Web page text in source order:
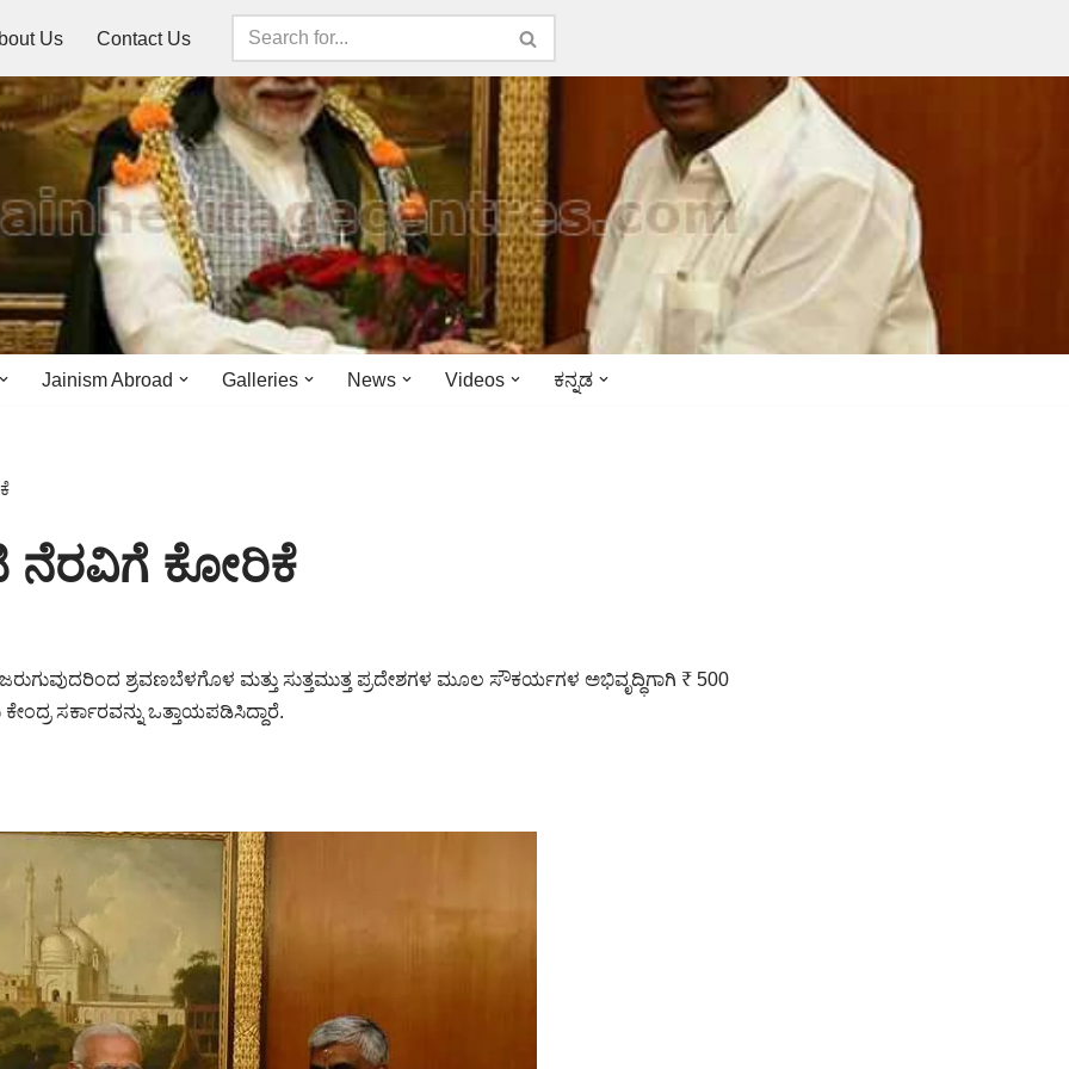
Us Contact Us
Jainism Abroad Galleries News Videos ಕನ್ನಡ
ನೆರವಿಗೆ ಕೋರಿಕೆ
ಶ್ರವಣಬೆಳಗೊಳ ಮತ್ತು ಸುತ್ತಮುತ್ತ ಪ್ರದೇಶಗಳ ಮೂಲ ಸೌಕರ್ಯಗಳ ಅಭಿವೃದ್ಧಿಗಾಗಿ ₹ 500
ಸರ್ಕಾರವನ್ನು ಒತ್ತಾಯಪಡಿಸಿದ್ದಾರೆ.